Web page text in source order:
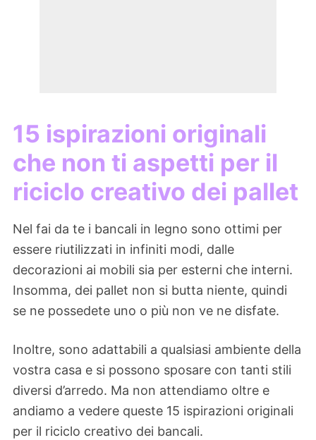
15 ispirazioni originali
che non ti aspetti per il
riciclo creativo dei pallet
Nel fai da te i bancali in legno sono ottimi per
essere riutilizzati in infiniti modi, dalle
decorazioni ai mobili sia per esterni che interni.
Insomma, dei pallet non si butta niente, quindi
se ne possedete uno o più non ve ne disfate.
Inoltre, sono adattabili a qualsiasi ambiente della
vostra casa e si possono sposare con tanti stili
diversi d’arredo. Ma non attendiamo oltre e
andiamo a vedere queste 15 ispirazioni originali
per il riciclo creativo dei bancali.